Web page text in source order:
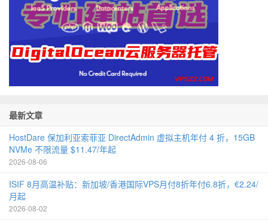
最新文章
HostDare 保加利亚索菲亚 DirectAdmin 虚拟主机年付 4 折，15GB
NVMe 不限流量 $11.47/年起
2026-08-06
ISIF 8月高温补贴：新加坡/香港国际VPS月付8折年付6.8折，€2.24/
月起
2026-08-02